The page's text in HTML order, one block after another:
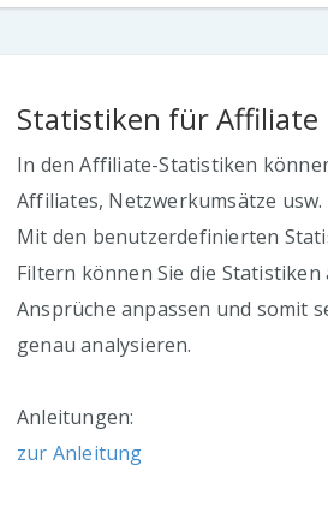
Statistiken für Affiliate
In den Affiliate-Statistiken
Affiliates, Netzwerkumsätze usw.
Mit den benutzerdefinierten
Filtern können Sie die Statistiken
Ansprüche anpassen und somit
genau analysieren.
Anleitungen:
zur Anleitung